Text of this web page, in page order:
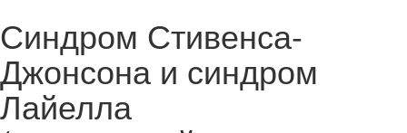
Синдром Стивенса-
Джонсона и синдром
Лайелла